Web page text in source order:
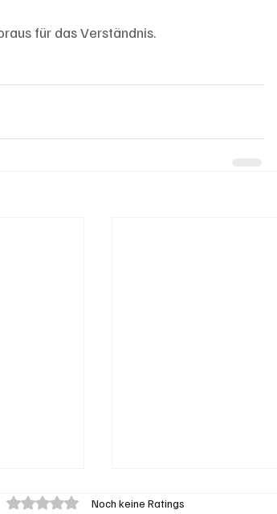
für das Verständnis.
Mit 0 von 5 Sternen bewertet.
Noch keine Ratings